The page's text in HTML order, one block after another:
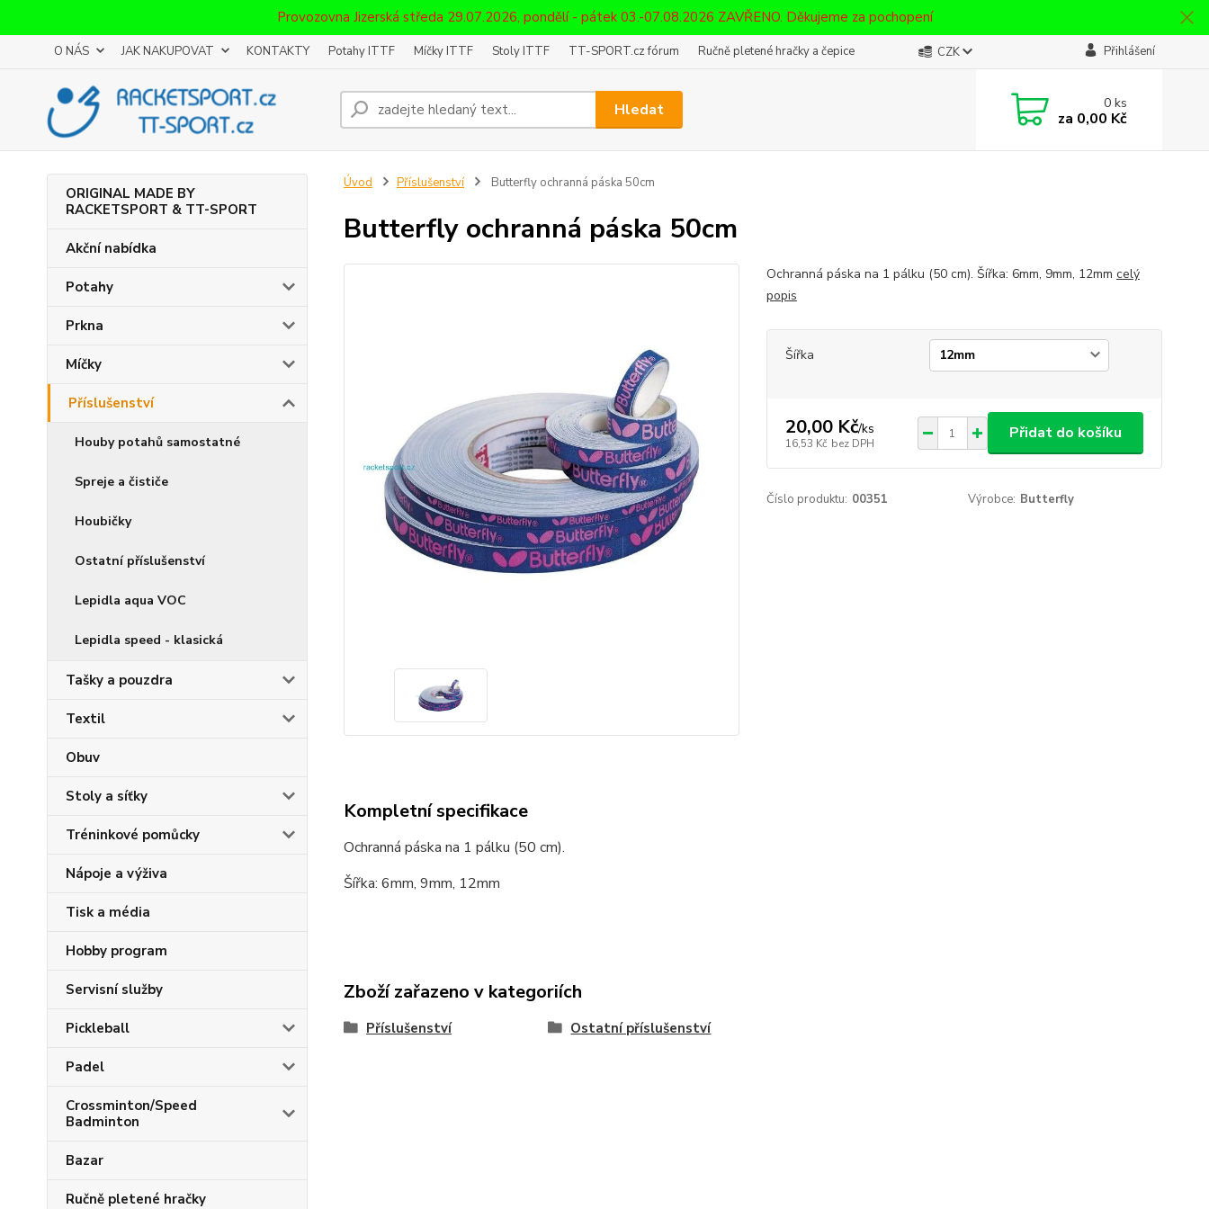
Provozovna Jizerská středa 29.07.2026, pondělí - pátek 03.-07.08.2026 ZAVŘENO. Děkujeme za pochopení
O NÁS JAK NAKUPOVAT KONTAKTY Potahy ITTF Míčky ITTF Stoly ITTF TT-SPORT.cz fórum Ručně pletené hračky a čepice CZK Přihlášení
Hledat 0ks
za 0,00 Kč
ORIGINAL MADE BY
RACKETSPORT & TT-SPORT
Akční nabídka
Potahy
Prkna
Míčky
Příslušenství
Houby potahů samostatné
Spreje a čističe
Houbičky
Ostatní příslušenství
Lepidla aqua VOC
Lepidla speed - klasická
Tašky a pouzdra
Textil
Obuv
Stoly a síťky
Tréninkové pomůcky
Nápoje a výživa
Tisk a média
Hobby program
Servisní služby
Pickleball
Padel
Crossminton/Speed
Badminton
Bazar
Ručně pletené hračky
Úvod Příslušenství Butterfly ochranná páska 50cm
Butterfly ochranná páska 50cm
Ochranná páska na 1 pálku (50 cm). Šířka: 6mm, 9mm, 12mm celý
popis
Šířka
20,00 Kč/ks
16,53 Kč bez DPH
Přidat do košíku
Číslo produktu: 00351 Výrobce: Butterfly
Kompletní specifikace
Ochranná páska na 1 pálku (50 cm).
Šířka: 6mm, 9mm, 12mm
Zboží zařazeno v kategoriích
Příslušenství Ostatní příslušenství